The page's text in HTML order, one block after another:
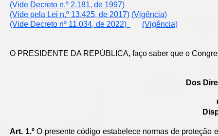
(Vide Decreto n.º 2.181, de 1997)
(Vide pela Lei n.º 13.425, de 2017) (Vigência)
(Vide Decreto nº 11.034, de 2022)
(Vigência)
O PRESIDENTE DA REPÚBLICA, faço saber que o
Dos
Art. 1.ºO presente código estabelece normas de proteção